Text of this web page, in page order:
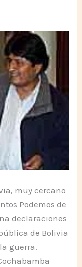
muy cercano
Podemos de
declaraciones
de Bolivia
guerra.